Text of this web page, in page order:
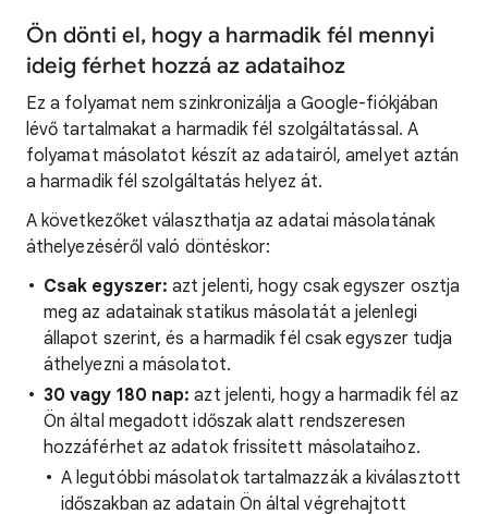
Ön dönti el, hogy a harmadik fél mennyi
ideig férhet hozzá az adataihoz
Ez a folyamat nem szinkronizálja a Google-fiókjában
lévő tartalmakat a harmadik fél szolgáltatással. A
folyamat másolatot készít az adatairól, amelyet aztán
a harmadik fél szolgáltatás helyez át.
A következőket választhatja az adatai másolatának
áthelyezéséről való döntéskor:
Csak egyszer: azt jelenti, hogy csak egyszer osztja
meg az adatainak statikus másolatát a jelenlegi
állapot szerint, és a harmadik fél csak egyszer tudja
áthelyezni a másolatot.
30 vagy 180 nap: azt jelenti, hogy a harmadik fél az
Ön által megadott időszak alatt rendszeresen
hozzáférhet az adatok frissített másolataihoz.
A legutóbbi másolatok tartalmazzák a kiválasztott
időszakban az adatain Ön által végrehajtott